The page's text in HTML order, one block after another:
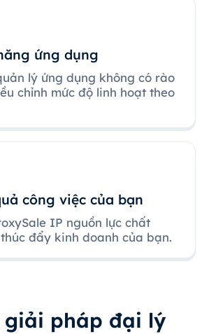
ứng dụng
lý ứng dụng không có rào
chỉnh mức độ linh hoạt theo
công việc của bạn
IP nguồn lực chất
đẩy kinh doanh của bạn.
giải pháp đại lý